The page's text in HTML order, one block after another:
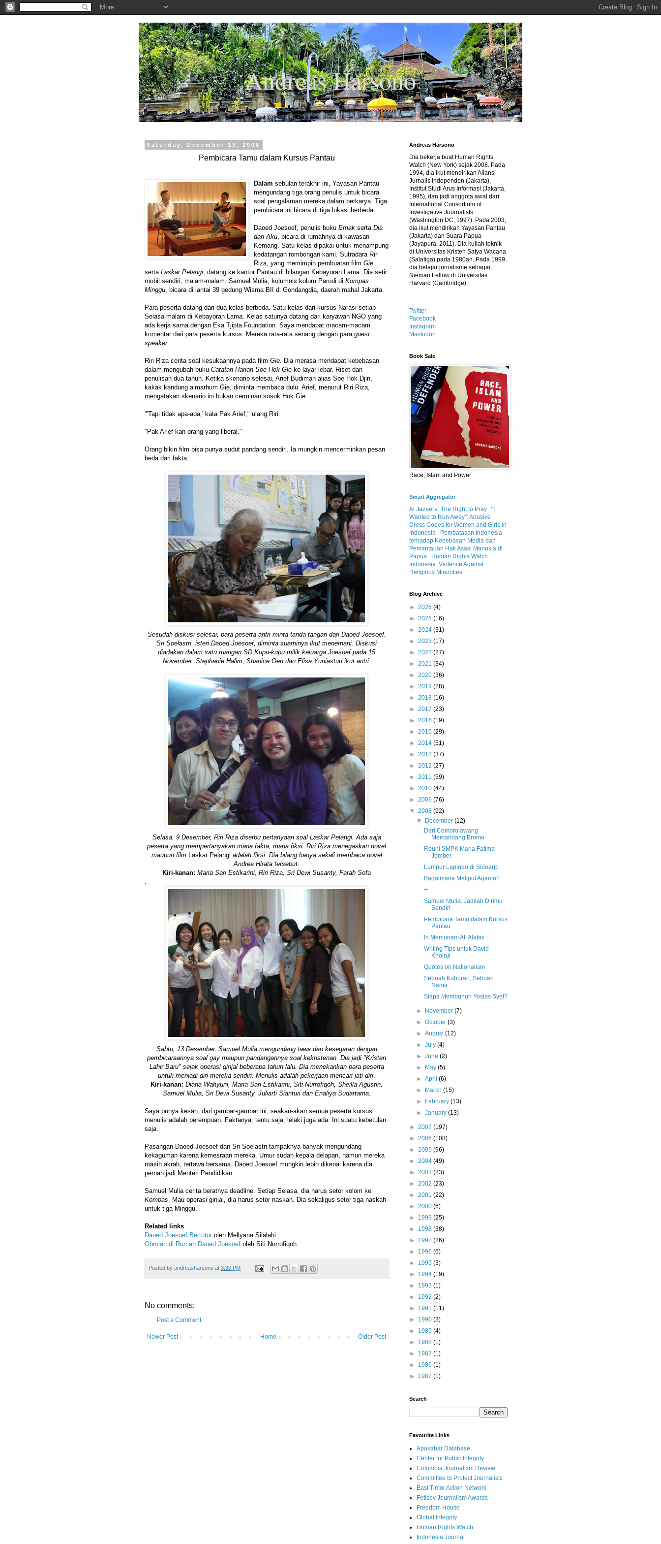
.
Andreas Harsono
Saturday, December 13, 2008
Pembicara Tamu dalam Kursus Pantau
Dalam sebulan terakhir ini, Yayasan Pantau
mengundang tiga orang penulis untuk bicara
soal pengalaman mereka dalam berkarya. Tiga
pembicara ini bicara di tiga lokasi berbeda.
Daoed Joesoef, penulis buku Emak serta Dia
dan Aku, bicara di rumahnya di kawasan
Kemang. Satu kelas dipakai untuk menampung
kedatangan rombongan kami. Sutradara Riri
Riza, yang memimpin pembuatan film Gie
serta Laskar Pelangi, datang ke kantor Pantau di bilangan Kebayoran Lama. Dia setir
mobil sendiri, malam-malam. Samuel Mulia, kolumnis kolom Parodi di Kompas
Minggu, bicara di lantai 39 gedung Wisma BII di Gondangdia, daerah mahal Jakarta.
Para peserta datang dari dua kelas berbeda. Satu kelas dari kursus Narasi setiap
Selasa malam di Kebayoran Lama. Kelas satunya datang dari karyawan NGO yang
ada kerja sama dengan Eka Tjipta Foundation. Saya mendapat macam-macam
komentar dari para peserta kursus. Mereka rata-rata senang dengan para guest
speaker.
Riri Riza cerita soal kesukaannya pada film Gie. Dia merasa mendapat kebebasan
dalam mengubah buku Catatan Harian Soe Hok Gie ke layar lebar. Riset dan
penulisan dua tahun. Ketika skenario selesai, Arief Budiman alias Soe Hok Djin,
kakak kandung almarhum Gie, diminta membaca dulu. Arief, menurut Riri Riza,
mengatakan skenario ini bukan cerminan sosok Hok Gie.
"'Tapi tidak apa-apa,' kata Pak Arief," ulang Riri.
"Pak Arief kan orang yang liberal."
Orang bikin film bisa punya sudut pandang sendiri. Ia mungkin mencerminkan pesan
beda dari fakta.
Sesudah diskusi selesai, para peserta antri minta tanda tangan dari Daoed Joesoef.
Sri Soelastri, isteri Daoed Joesoef, diminta suaminya ikut menemani. Diskusi
diadakan dalam satu ruangan SD Kupu-kupu milik keluarga Joesoef pada 15
November. Stephanie Halim, Shanice Oen dan Elisa Yuniastuti ikut antri.
Selasa, 9 Desember, Riri Riza diserbu pertanyaan soal Laskar Pelangi. Ada saja
peserta yang mempertanyakan mana fakta, mana fiksi. Riri Riza menegaskan novel
maupun film Laskar Pelangi adalah fiksi. Dia bilang hanya sekali membaca novel
Andrea Hirata tersebut.
Kiri-kanan: Maria Sari Estikarini, Riri Riza, Sri Dewi Susanty, Farah Sofa
.
Sabtu, 13 Desember, Samuel Mulia mengundang tawa dan kesegaran dengan
pembicaraannya soal gay maupun pandangannya soal kekristenan. Dia jadi "Kristen
Lahir Baru" sejak operasi ginjal beberapa tahun lalu. Dia menekankan para peserta
untuk menjadi diri mereka sendiri. Menulis adalah pekerjaan mencari jati diri.
Kiri-kanan: Diana Wahyuni, Maria Sari Estikarini, Siti Nurrofiqoh, Sheilla Agustin,
Samuel Mulia, Sri Dewi Susanty, Juliarti Sianturi dan Enaliya Sudartama.
.
Saya punya kesan, dari gambar-gambar ini, seakan-akan semua peserta kursus
menulis adalah perempuan. Faktanya, tentu saja, lelaki juga ada. Ini suatu kebetulan
saja.
Pasangan Daoed Joesoef dan Sri Soelastri tampaknya banyak mengundang
kekaguman karena kemesraan mereka. Umur sudah kepala delapan, namun mereka
masih akrab, tertawa bersama. Daoed Joesoef mungkin lebih dikenal karena dia
pernah jadi Menteri Pendidikan.
Samuel Mulia cerita beratnya deadline. Setiap Selasa, dia harus setor kolom ke
Kompas. Mau operasi ginjal, dia harus setor naskah. Dia sekaligus setor tiga naskah
untuk tiga Minggu.
Related links
Daoed Joesoef Bertutur oleh Mellyana Silalahi
Obrolan di Rumah Daoed Joesoef oleh Siti Nurrofiqoh
Posted by andreasharsono at 3:30 PM
No comments:
Post a Comment
Newer Post Older Post
Home
Andreas Harsono
Dia bekerja buat Human Rights
Watch (New York) sejak 2008. Pada
1994, dia ikut mendirikan Aliansi
Jurnalis Independen (Jakarta),
Institut Studi Arus Informasi (Jakarta,
1995), dan jadi anggota awal dari
International Consortium of
Investigative Journalists
(Washington DC, 1997). Pada 2003,
dia ikut mendirikan Yayasan Pantau
(Jakarta) dan Suara Papua
(Jayapura, 2011). Dia kuliah teknik
di Universitas Kristen Satya Wacana
(Salatiga) pada 1980an. Pada 1999,
dia belajar jurnalisme sebagai
Nieman Fellow di Universitas
Harvard (Cambridge).
Twitter
Facebook
Instagram
Mastodon
Book Sale
Race, Islam and Power
Smart Aggregator
Al Jazeera: The Right to Pray
“I
Wanted to Run Away”: Abusive
Dress Codes for Women and Girls in
Indonesia
Pembatasan Indonesia
terhadap Kebebasan Media dan
Pemantauan Hak Asasi Manusia di
Papua
Human Rights Watch:
Indonesia: Violence Against
Religious Minorities
Blog Archive
► 2026 (4)
► 2025 (16)
► 2024 (31)
► 2023 (17)
► 2022 (27)
► 2021 (34)
► 2020 (36)
► 2019 (28)
► 2018 (16)
► 2017 (23)
► 2016 (19)
► 2015 (29)
► 2014 (51)
► 2013 (37)
► 2012 (27)
► 2011 (59)
► 2010 (44)
► 2009 (76)
▼ 2008 (92)
▼
December(12)
Dari Cemorolawang
Memandang Bromo
Reuni SMPK Maria Fatima
Jember
Lumpur Lapindo di Sidoarjo
Bagaimana Meliput Agama?
✒
Samuel Mulia: Jadilah Dirimu
Sendiri
Pembicara Tamu dalam Kursus
Pantau
In Memoriam Ali Alatas
Writing Tips untuk David
Khoirul
Quotes on Nationalism
Sebuah Kuburan, Sebuah
Nama
Siapa Membunuh Yosias Syet?
► November(7)
►October(3)
►August(12)
►July(4)
►June(2)
►
May(5)
►April(6)
►
March(15)
►
February(13)
►January(13)
► 2007 (197)
► 2006 (108)
► 2005 (96)
► 2004 (49)
► 2003 (23)
► 2002 (23)
► 2001 (22)
► 2000 (6)
► 1999 (25)
► 1998 (38)
► 1997 (26)
► 1996 (6)
► 1995 (3)
► 1994 (19)
► 1993 (1)
► 1992 (2)
► 1991 (11)
► 1990 (3)
► 1989 (4)
► 1988 (1)
► 1987 (1)
► 1986 (1)
► 1982 (1)
Search
Favourite Links
Apakabar Database
Center for Public Integrity
Columbia Journalism Review
Committee to Protect Journalists
East Timor Action Network
Fetisov Journalism Awards
Freedom House
Global Integrity
Human Rights Watch
Indonesia Journal